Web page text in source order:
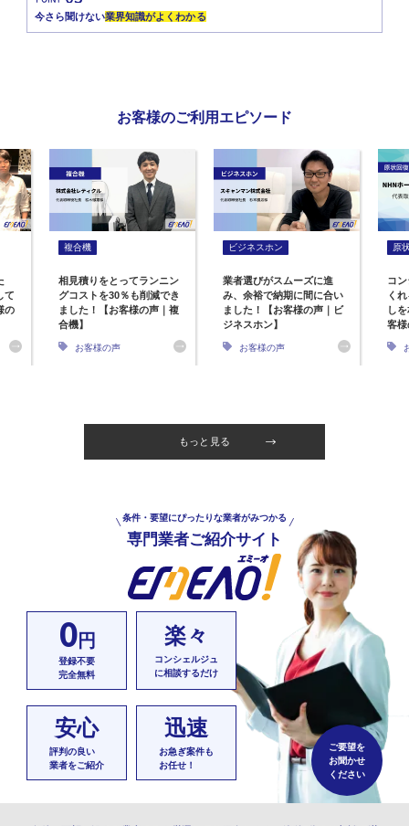
今さら聞けない業界知識がよくわかる
お客様のご利用エピソード
て
の
複合機
相見積りをとってランニン
グコストを30％も削減でき
ました！【お客様の声｜複
合機】
お客様の声
ビジネスホン
業者選びがスムーズに進
み、余裕で納期に間に合い
ました！【お客様の声｜ビ
ジネスホン】
お客様の声
原
コ
く
し
客
もっと見る
条件・要望にぴったりな業者がみつかる
専門業者ご紹介サイト
0円
登録不要
完全無料
楽々
コンシェルジュ
に相談するだけ
安心
評判の良い
業者をご紹介
迅速
お急ぎ案件も
お任せ！
ご要望を
お聞かせ
ください